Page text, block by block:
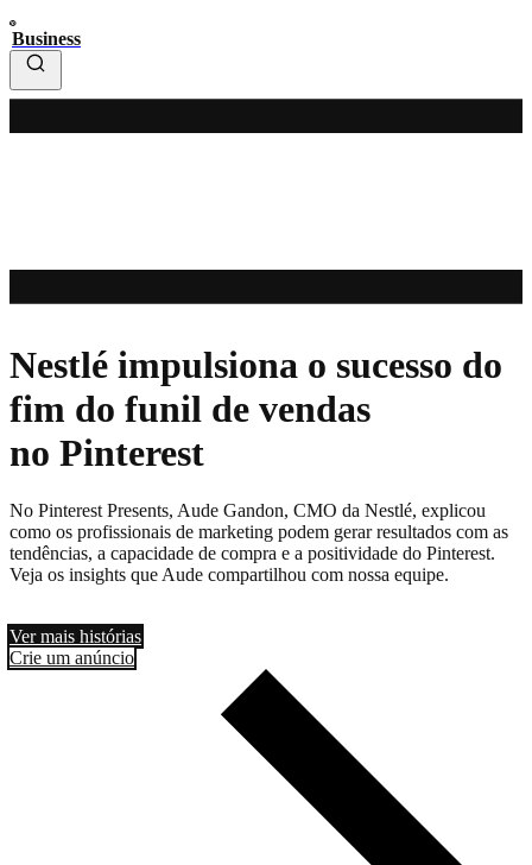
Business
Nestlé impulsiona o sucesso do
fim do funil de vendas
no Pinterest
No Pinterest Presents, Aude Gandon, CMO da Nestlé, explicou
como os profissionais de marketing podem gerar resultados com as
tendências, a capacidade de compra e a positividade do Pinterest.
Veja os insights que Aude compartilhou com nossa equipe.
Ver mais histórias
Crie um anúncio